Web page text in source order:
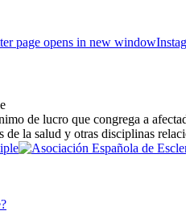
page opens in new window
de lucro que congrega a
la salud y otras disciplinas